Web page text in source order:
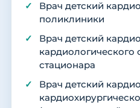
Врач детский
поликлиники
Врач детский
кардиологического
стационара
Врач детский